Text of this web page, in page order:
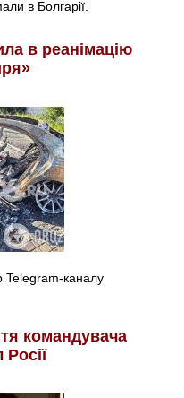
в Болгарії.
в реанімацію
Telegram-каналу
командувача